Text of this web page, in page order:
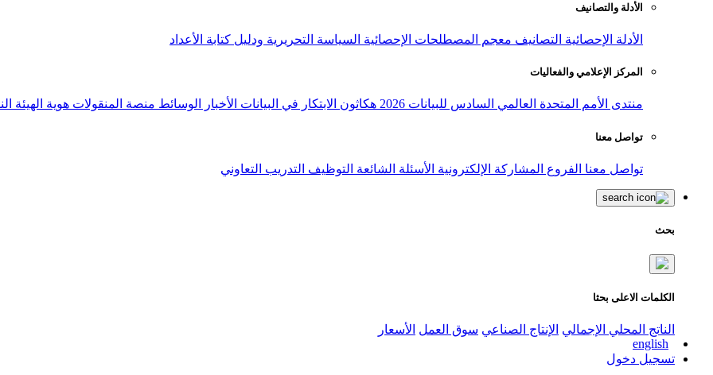
الأدلة والتصانيف
الأدلة الإحصائية التصانيف معجم المصطلحات الإحصائية السياسة التحريرية ودليل كتابة الأعداد
المركز الإعلامي والفعاليات
منتدى الأمم المتحدة العالمي السادس للبيانات 2026 هكاثون الابتكار في البيانات الأخبار الوسائط منصة المنقولات هوية الهيئة
تواصل معنا
تواصل معنا الفروع المشاركة الإلكترونية الأسئلة الشائعة التوظيف التدريب التعاوني
بحث
الكلمات الاعلى بحثا
الناتج المحلي الإجمالي الإنتاج الصناعي سوق العمل الأسعار
english
تسجيل دخول